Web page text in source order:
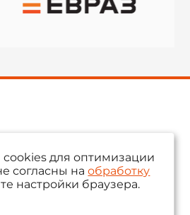
для оптимизации
согласны наобработку
настройки браузера.